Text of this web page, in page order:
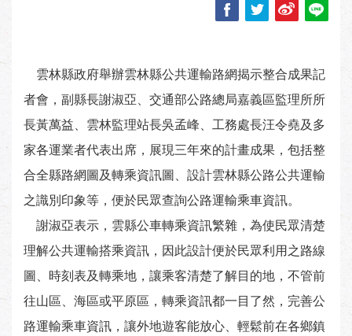
雲林縣政府舉辦雲林縣公共運輸路網揭示整合成果記
者會，副縣長謝淑亞、交通部公路總局嘉義區監理所所
長黃萬益、雲林監理站長吳孟峰、工務處長汪令堯及多
家各運業者代表出席，展現三年來的計畫成果，包括整
合全縣路網圖及轉乘資訊圖、設計雲林縣公路公共運輸
之識別印象等，便於民眾查詢公路運輸乘車資訊。
謝淑亞表示，雲縣公車轉乘資訊繁雜，為使民眾清楚
理解公共運輸搭乘資訊，因此設計便於民眾利用之路線
圖、時刻表及轉乘地，讓乘客清楚了解目的地，不管前
往山區、海區或平原區，轉乘資訊都一目了然，完善公
路運輸乘車資訊，讓外地遊客能放心、輕鬆前在各鄉鎮